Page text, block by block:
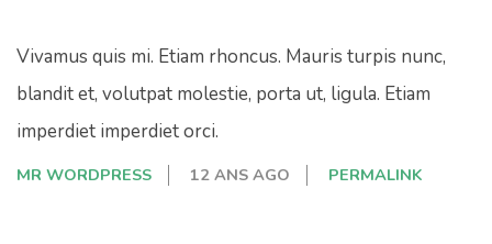
Vivamus quis mi. Etiam rhoncus. Mauris turpis nunc,
blandit et, volutpat molestie, porta ut, ligula. Etiam
imperdiet imperdiet orci.
MR WORDPRESS 12 ANS AGO PERMALINK